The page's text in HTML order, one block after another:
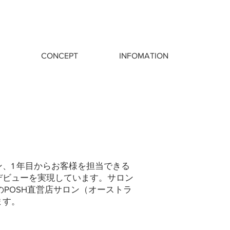
CONCEPT INFOMATION
1 年目からお客様を担当できる
ューを実現しています。サロン
直営店サロン（オーストラ
。